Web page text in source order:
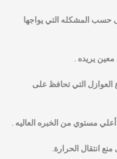
حسب المشكله التي يواجها
يريده .
العوازل التي تحافظ على
مستوي من الخبره العاليه .
انتقال الحرارة.